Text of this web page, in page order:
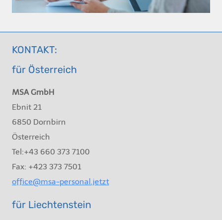
KONTAKT:
für Österreich
MSA GmbH
Ebnit 21
6850 Dornbirn
Österreich
Tel:+43 660 373 7100
Fax: +423 373 7501
office@msa-personal.jetzt
für Liechtenstein